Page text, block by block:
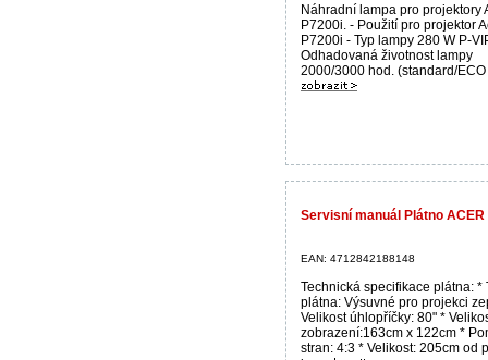
Náhradní lampa pro projektory
P7200i. - Použití pro projektor
P7200i - Typ lampy 280 W P-
Odhadovaná životnost lampy
2000/3000 hod. (standard/ECO
Servisní manuál Plátno
EAN: 4712842188148
Technická specifikace plátna: *
plátna: Výsuvné pro projekci
Velikost úhlopříčky: 80" *
zobrazení:163cm x 122cm *
stran: 4:3 * Velikost: 205cm od